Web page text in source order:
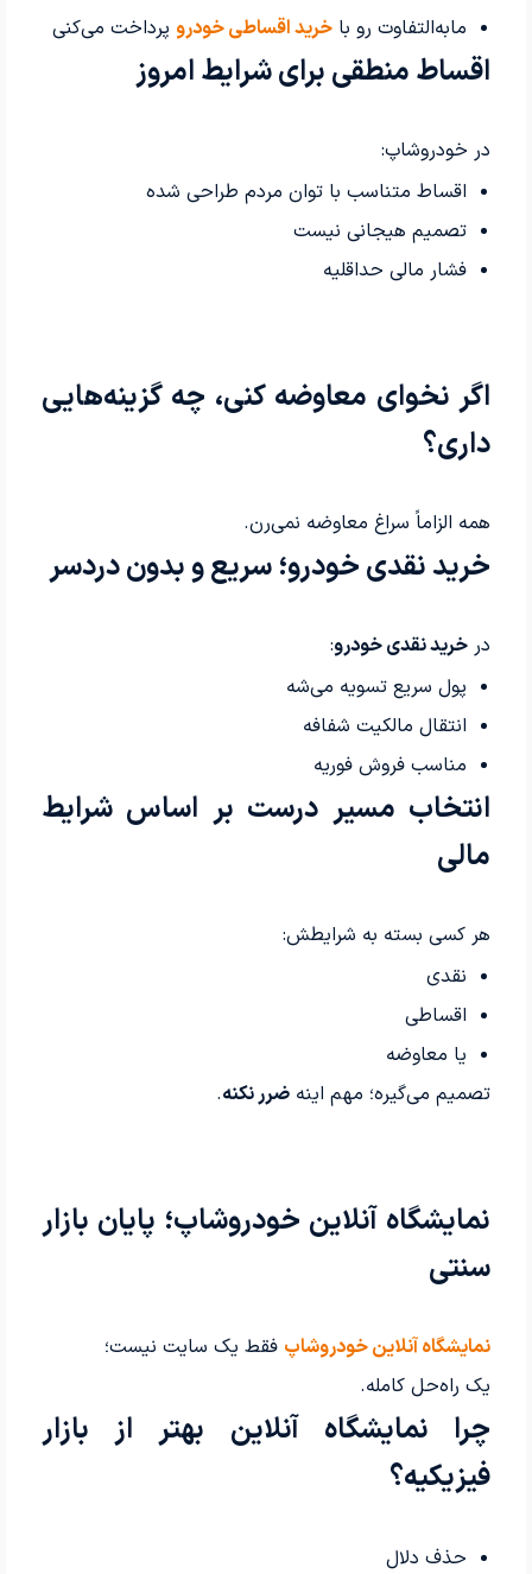
مابه‌التفاوت رو با خرید اقساطی خودروپرداخت می‌کنی
اقساط منطقی برای شرایط امروز
در خودروشاپ:
اقساط متناسب با توان مردم طراحی شده
تصمیم هیجانی نیست
فشار مالی حداقلیه
اگر نخوای معاوضه کنی، چه گزینه‌هایی
داری؟
همه الزاماً سراغ معاوضه نمی‌رن.
خرید نقدی خودرو؛ سریع و بدون دردسر
در خرید نقدی خودرو:
پول سریع تسویه می‌شه
انتقال مالکیت شفافه
مناسب فروش فوریه
انتخاب مسیر درست بر اساس شرایط
مالی
هر کسی بسته به شرایطش:
نقدی
اقساطی
یا معاوضه
تصمیم می‌گیره؛ مهم اینه ضرر نکنه.
نمایشگاه آنلاین خودروشاپ؛ پایان بازار
سنتی
نمایشگاه آنلاین خودروشاپ فقط یک سایت نیست؛
یک راه‌حل کامله.
چرا نمایشگاه آنلاین بهتر از بازار
فیزیکیه؟
حذف دلال